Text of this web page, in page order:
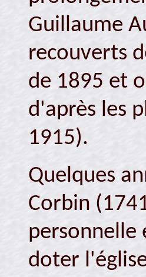
Guillaume
recouverts
de 1895 et
d'après les
1915).
Quelques
Corbin
personnelle
doter